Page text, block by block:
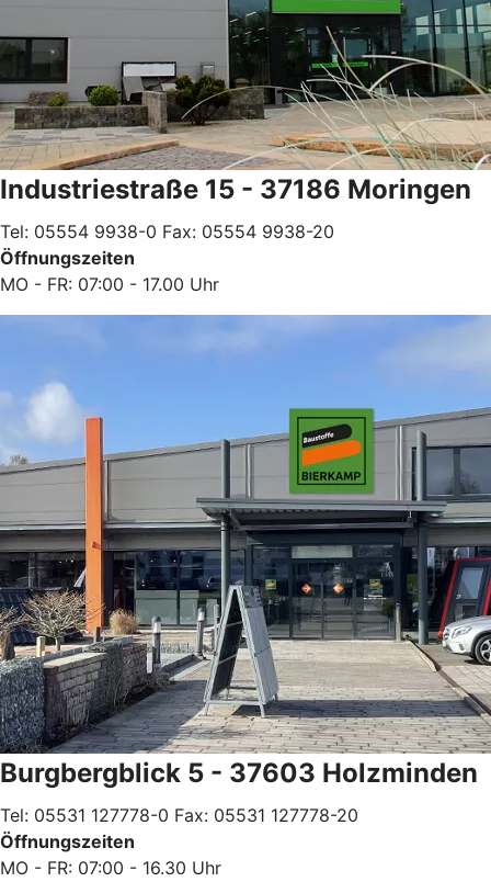
Industriestraße 15 - 37186 Moringen
Tel: 05554 9938-0 Fax: 05554 9938-20
Öffnungszeiten
MO - FR: 07:00 - 17.00 Uhr
Burgbergblick 5 - 37603 Holzminden
Tel: 05531 127778-0 Fax: 05531 127778-20
Öffnungszeiten
MO - FR: 07:00 - 16.30 Uhr